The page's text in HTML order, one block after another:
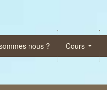
nous ? Cours